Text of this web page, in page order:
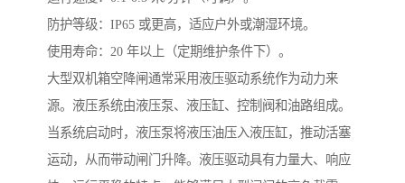
防护等级：IP65 或更高，适应户外或潮湿环境。
使用寿命：20 年以上（定期维护条件下）。
大型双机箱空降闸通常采用液压驱动系统作为动力来
源。液压系统由液压泵、液压缸、控制阀和油路组成。
当系统启动时，液压泵将液压油压入液压缸，推动活塞
运动，从而带动闸门升降。液压驱动具有力量大、响应